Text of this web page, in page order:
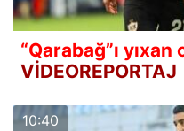
“Qarabağ”ı
VİDEOREPORTAJ
10:40